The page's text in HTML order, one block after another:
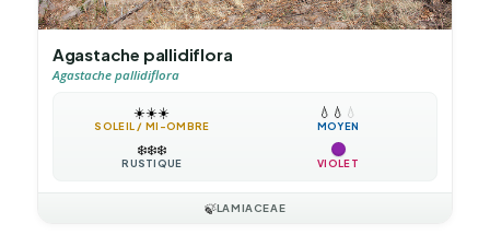
Agastache pallidiflora
Agastache pallidiflora
☀️☀️☀️
SOLEIL / MI-OMBRE
💧 💧 💧
MOYEN
❄️❄️❄️
RUSTIQUE VIOLET
🍃LAMIACEAE